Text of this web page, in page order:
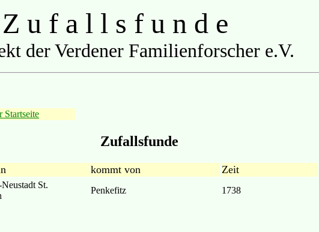
Z u f a l l s f u n d e
der Verdener Familienforscher e.V.
Startseite
Zufallsfunde
kommt von Zeit
St.
Penkefitz 1738